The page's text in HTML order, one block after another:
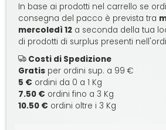
In base ai prodotti nel carrello se
consegna del pacco è prevista tra
mercoledì 12 a seconda della tua
di prodotti di surplus presenti
Costi di Spedizione
Gratis per ordini sup. a 99 €
5 € ordini da 0 a 1 Kg
7.50 € ordini fino a 3 Kg
10.50 € ordini oltre i 3 Kg